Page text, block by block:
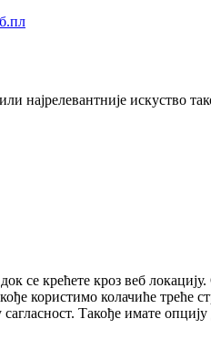
најрелевантније искуство
се крећете кроз веб
користимо колачиће треће
Такође имате